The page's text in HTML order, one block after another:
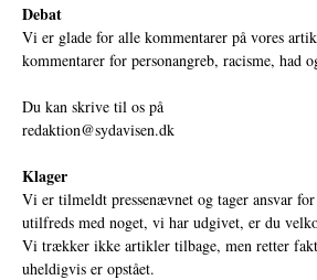
Debat
Vi er glade for alle kommentarer på vores
kommentarer for personangreb, racisme, had
Du kan skrive til os på
redaktion@sydavisen.dk
Klager
Vi er tilmeldt pressenævnet og tager ansvar
utilfreds med noget, vi har udgivet, er du
Vi trækker ikke artikler tilbage, men retter
uheldigvis er opstået.